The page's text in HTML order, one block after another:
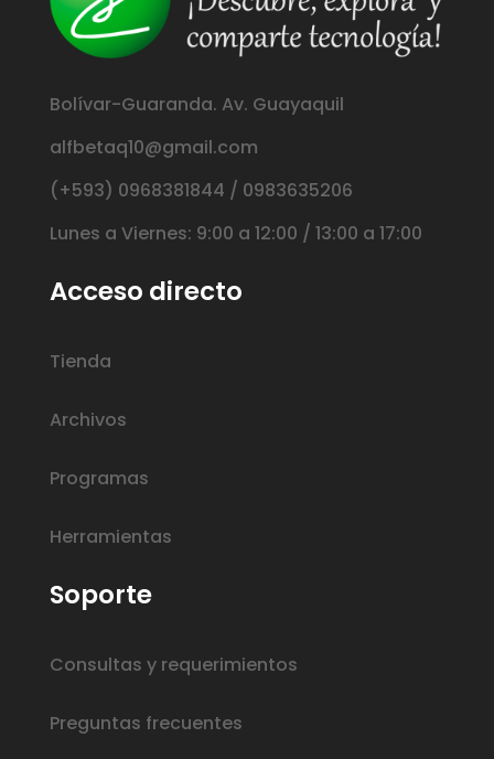
Bolívar-Guaranda. Av. Guayaquil
alfbetaq10@gmail.com
(+593) 0968381844 / 0983635206
Lunes a Viernes: 9:00 a 12:00 / 13:00 a 17:00
Acceso directo
Tienda
Archivos
Programas
Herramientas
Soporte
Consultas y requerimientos
Preguntas frecuentes